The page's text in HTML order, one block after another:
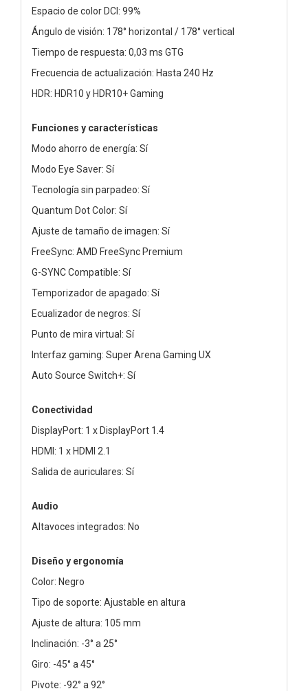
Espacio de color DCI: 99%
Ángulo de visión: 178° horizontal / 178° vertical
Tiempo de respuesta: 0,03 ms GTG
Frecuencia de actualización: Hasta 240 Hz
HDR: HDR10 y HDR10+ Gaming
Funciones y características
Modo ahorro de energía: Sí
Modo Eye Saver: Sí
Tecnología sin parpadeo: Sí
Quantum Dot Color: Sí
Ajuste de tamaño de imagen: Sí
FreeSync: AMD FreeSync Premium
G-SYNC Compatible: Sí
Temporizador de apagado: Sí
Ecualizador de negros: Sí
Punto de mira virtual: Sí
Interfaz gaming: Super Arena Gaming UX
Auto Source Switch+: Sí
Conectividad
DisplayPort: 1 x DisplayPort 1.4
HDMI: 1 x HDMI 2.1
Salida de auriculares: Sí
Audio
Altavoces integrados: No
Diseño y ergonomía
Color: Negro
Tipo de soporte: Ajustable en altura
Ajuste de altura: 105 mm
Inclinación: -3° a 25°
Giro: -45° a 45°
Pivote: -92° a 92°